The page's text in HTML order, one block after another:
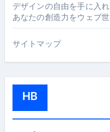
デザインの自由を手に入
あなたの創造力をウェブ
サイトマップ
HB